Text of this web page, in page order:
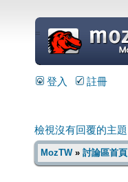
=
登入 註冊
檢視沒有回覆的主題
MozTW» 討論區首頁